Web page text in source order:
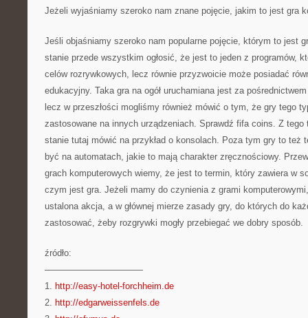
Jeżeli wyjaśniamy szeroko nam znane pojęcie, jakim to jest gra
Jeśli objaśniamy szeroko nam popularne pojęcie, którym to jest
stanie przede wszystkim ogłosić, że jest to jeden z programów,
celów rozrywkowych, lecz równie przyzwoicie może posiadać
edukacyjny. Taka gra na ogół uruchamiana jest za
lecz w przeszłości mogliśmy również mówić o tym, że gry tego
zastosowane na innych urządzeniach. Sprawdź fifa coins. Z
stanie tutaj mówić na przykład o konsolach. Poza tym gry to też
być na automatach, jakie to mają charakter zręcznościowy.
grach komputerowych wiemy, że jest to termin, który zawiera w
czym jest gra. Jeżeli mamy do czynienia z grami
ustalona akcja, a w głównej mierze zasady gry, do których do
zastosować, żeby rozgrywki mogły przebiegać we dobry sposób.
źródło:
———————————
1. http://easy-hotel-forchheim.de
2. http://edgarweissenfels.de